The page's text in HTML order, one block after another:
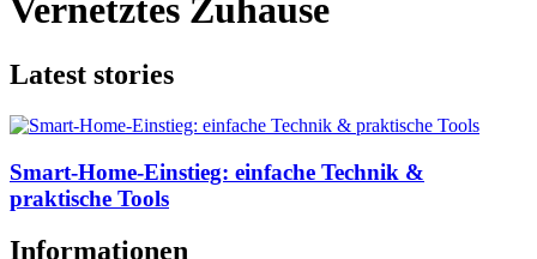
Vernetztes Zuhause
Latest stories
Smart-Home-Einstieg: einfache Technik &
praktische Tools
Informationen